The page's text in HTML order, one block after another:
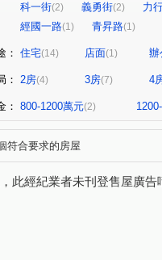
科一街(2) 義勇街(2) 力
經國一路(1) 青昇路(1)
： 住宅(14) 店面(1) 辦
： 2房(4) 3房(7) 4
： 800-1200萬元(2)
符合要求的房屋
此經紀業者未刊登售屋廣告